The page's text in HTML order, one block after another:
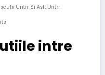
Untrr Si Asf, Untrr
intre